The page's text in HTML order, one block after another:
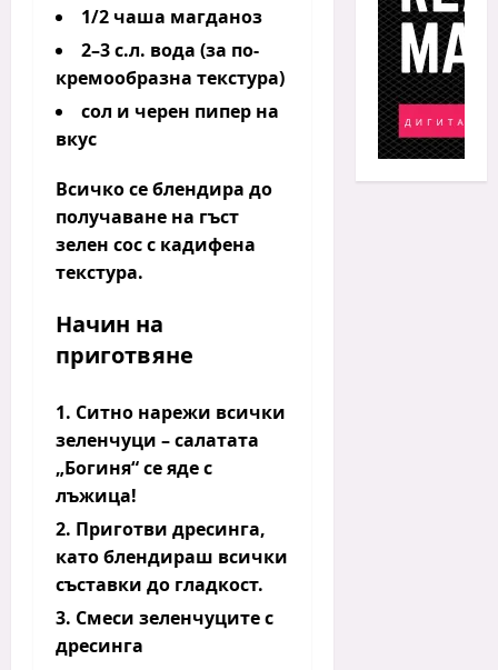
1/2 чаша магданоз
2–3 с.л. вода (за по-
кремообразна текстура)
сол и черен пипер на
вкус
Всичко се блендира до
получаване на гъст
зелен сос с кадифена
текстура.
Начин на
приготвяне
Ситно нарежи всички
зеленчуци – салатата
„Богиня“ се яде с
лъжица!
Приготви дресинга,
като блендираш всички
съставки до гладкост.
Смеси зеленчуците с
дресинга